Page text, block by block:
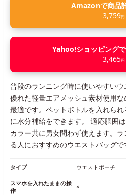
Amazonで商品
3,759円
Yahoo!ショッピング
3,465円
普段のランニング時に使いやすい
優れた軽量エアメッシュ素材使用
最適です。ペットボトルを入れら
に水分補給をできます。 適応胴囲
カラー共に男女問わず使えます。
る人におすすめのウエストバッグで
タイプ ウエストポーチ
スマホを入れたままの操
作
×